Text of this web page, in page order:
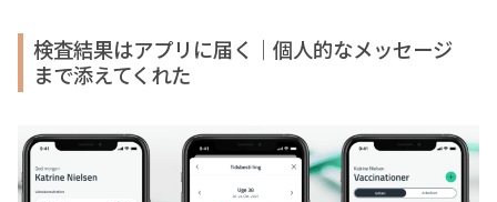
検査結果はアプリに届く｜個人的なメッセージ
まで添えてくれた